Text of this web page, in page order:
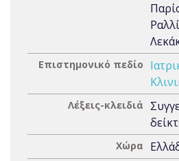
Επιστημονικό πεδίο
Λέξεις-κλειδιά
Χώρα